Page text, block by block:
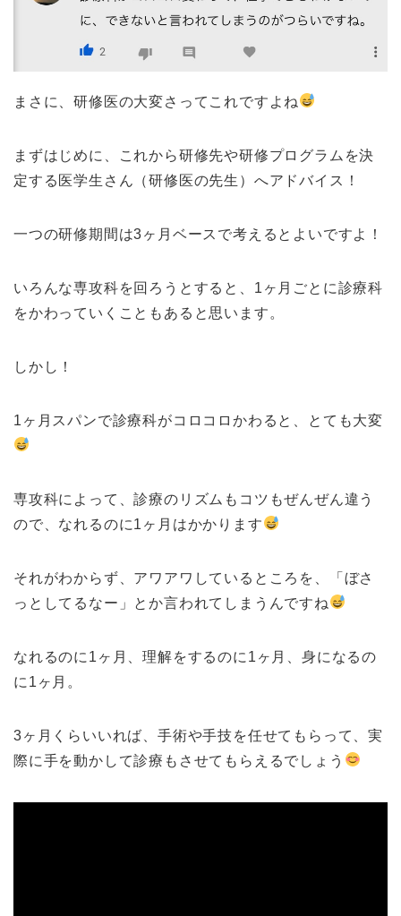
まさに、研修医の大変さってこれですよね
まずはじめに、これから研修先や研修プログラムを決
定する医学生さん（研修医の先生）へアドバイス！
一つの研修期間は3ヶ月ベースで考えるとよいですよ！
いろんな専攻科を回ろうとすると、1ヶ月ごとに診療科
をかわっていくこともあると思います。
しかし！
1ヶ月スパンで診療科がコロコロかわると、とても大変
専攻科によって、診療のリズムもコツもぜんぜん違う
ので、なれるのに1ヶ月はかかります
それがわからず、アワアワしているところを、「ぼさ
っとしてるなー」とか言われてしまうんですね
なれるのに1ヶ月、理解をするのに1ヶ月、身になるの
に1ヶ月。
3ヶ月くらいいれば、手術や手技を任せてもらって、実
際に手を動かして診療もさせてもらえるでしょう